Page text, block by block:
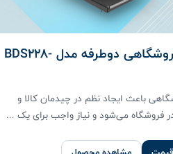
قفسه فروشگاهی دوطرفه مدل BDS228-
باعث ایجاد نظم در چیدمان کالا و
فروشگاه می‌شود و نیاز واجب برای یک ...